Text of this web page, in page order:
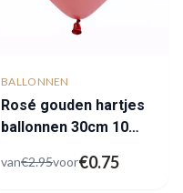
BALLONNEN
Rosé gouden hartjes
ballonnen 30cm 10
van€2.95voor€0.75